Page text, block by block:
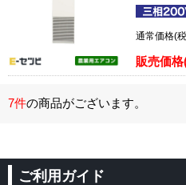
通常価格(
販売価
7件の商品がございます。
ご利用ガイド